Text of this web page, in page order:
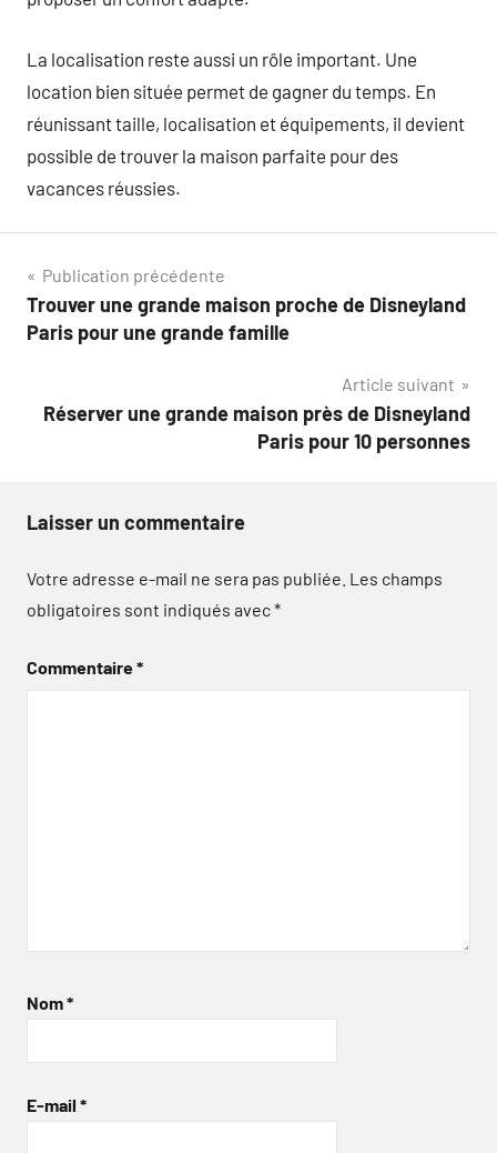
La localisation reste aussi un rôle important. Une
location bien située permet de gagner du temps. En
réunissant taille, localisation et équipements, il devient
possible de trouver la maison parfaite pour des
vacances réussies.
Navigation
de
Publication précédente
Trouver une grande maison proche de Disneyland
Paris pour une grande famille
Article suivant
Réserver une grande maison près de Disneyland
Paris pour 10 personnes
Laisser un commentaire
Votre adresse e-mail ne sera pas publiée. Les champs
obligatoires sont indiqués avec*
Commentaire*
Nom*
E-mail *